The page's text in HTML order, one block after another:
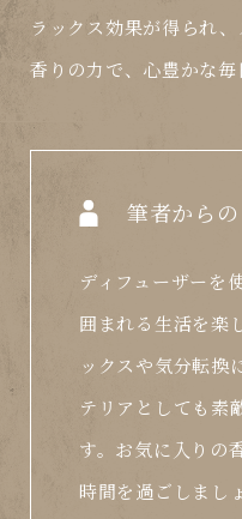
ラックス効果が得られ、
香りの力で、心豊かな毎
筆者から
ディフューザーを
囲まれる生活を楽
ックスや気分転換
テリアとしても素
す。お気に入りの
時間を過ごしまし